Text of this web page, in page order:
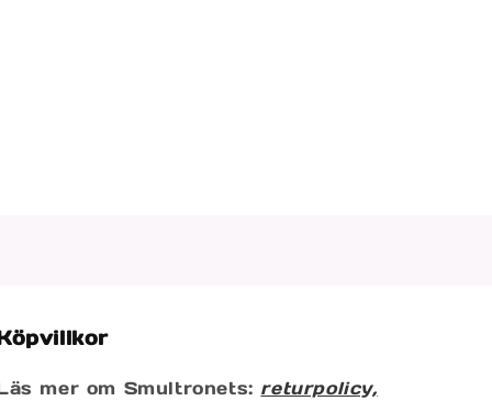
mer om Smultronets: returpolicy,